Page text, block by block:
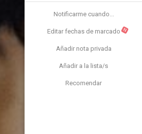
Notificarme cuando...
Editar fechas de marcado N
Añadir nota privada
Añadir a la lista/s
Recomendar